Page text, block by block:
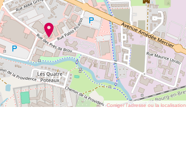
Corriger l’adresse ou la localisation